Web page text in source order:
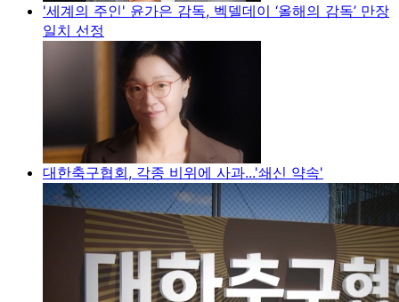
'세계의 주인' 윤가은 감독, 벡델데이 ‘올해의 감독’ 만장
일치 선정
대한축구협회, 각종 비위에 사과...'쇄신 약속'